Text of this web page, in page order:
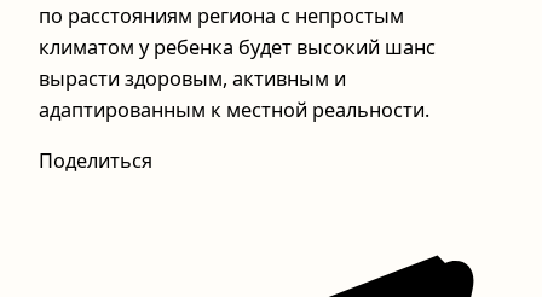
по расстояниям региона с непростым
климатом у ребенка будет высокий шанс
вырасти здоровым, активным и
адаптированным к местной реальности.
Поделиться